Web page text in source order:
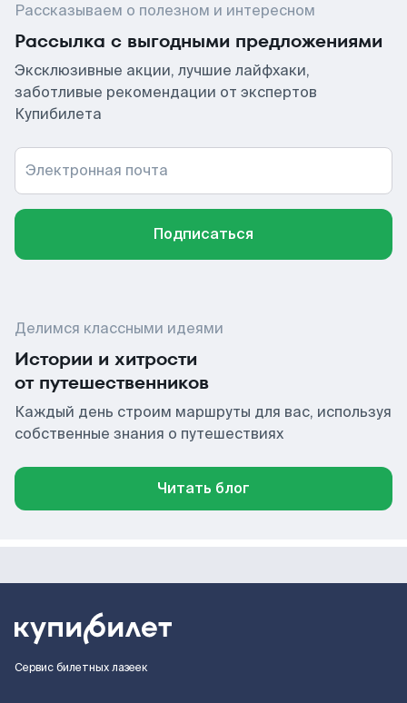
Рассказываем о полезном и интересном
Рассылка с выгодными предложениями
Эксклюзивные акции, лучшие лайфхаки,
заботливые рекомендации от экспертов
Купибилета
Электронная почта
Подписаться
Делимся классными идеями
Истории и хитрости
от путешественников
Каждый день строим маршруты для вас, используя
собственные знания о путешествиях
Читать блог
Сервис билетных лазеек